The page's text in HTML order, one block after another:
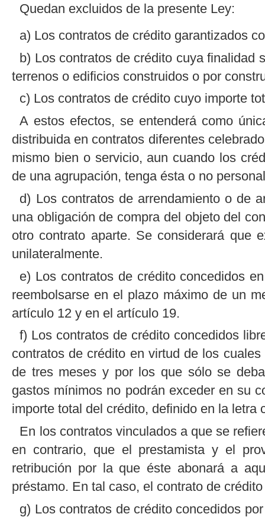
Quedan excluidos de la presente Ley:
a) Los contratos de crédito garantizados
b) Los contratos de crédito cuya finalidad
terrenos o edificios construidos o por
c) Los contratos de crédito cuyo importe
A estos efectos, se entenderá como
distribuida en contratos diferentes
mismo bien o servicio, aun cuando los
de una agrupación, tenga ésta o no
d) Los contratos de arrendamiento o de
una obligación de compra del objeto del
otro contrato aparte. Se considerará que
unilateralmente.
e) Los contratos de crédito concedidos
reembolsarse en el plazo máximo de un
artículo 12 y en el artículo 19.
f) Los contratos de crédito concedidos
contratos de crédito en virtud de los
de tres meses y por los que sólo se
gastos mínimos no podrán exceder en su
importe total del crédito, definido en la letra
En los contratos vinculados a que se
en contrario, que el prestamista y el
retribución por la que éste abonará a
préstamo. En tal caso, el contrato de
g) Los contratos de crédito concedidos